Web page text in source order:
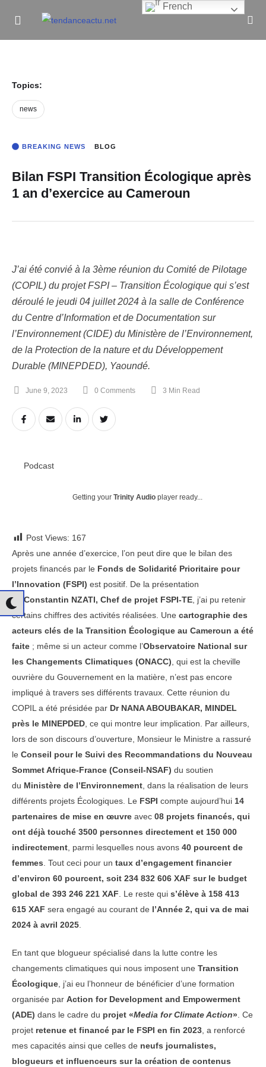
Informe Pour Bâtir / Inform To Build
Topics:
news
BREAKING NEWS BLOG
Bilan FSPI Transition Écologique après
1 an d’exercice au Cameroun
J’ai été convié à la 3ème réunion du Comité de Pilotage
(COPIL) du projet FSPI – Transition Écologique qui s’est
déroulé le jeudi 04 juillet 2024 à la salle de Conférence
du Centre d’Information et de Documentation sur
l’Environnement (CIDE) du Ministère de l’Environnement,
de la Protection de la nature et du Développement
Durable (MINEPDED), Yaoundé.
June 9, 2023 0 Comments 3 Min Read
Podcast
Getting your Trinity Audio player ready...
Post Views: 167
Après une année d’exercice, l’on peut dire que le bilan des
projets financés par le Fonds de Solidarité Prioritaire pour
l’Innovation (FSPI) est positif. De la présentation
de Constantin NZATI, Chef de projet FSPI-TE , j’ai pu retenir
certains chiffres des activités réalisées. Une cartographie des
acteurs clés de la Transition Écologique au Cameroun a été
faite ; même si un acteur comme l’Observatoire National sur
les Changements Climatiques (ONACC) , qui est la cheville
ouvrière du Gouvernement en la matière, n’est pas encore
impliqué à travers ses différents travaux. Cette réunion du
COPIL a été présidée par Dr NANA ABOUBAKAR, MINDEL
près le MINEPDED , ce qui montre leur implication. Par ailleurs,
lors de son discours d’ouverture, Monsieur le Ministre a rassuré
le Conseil pour le Suivi des Recommandations du Nouveau
Sommet Afrique-France (Conseil-NSAF) du soutien
du Ministère de l’Environnement , dans la réalisation de leurs
différents projets Écologiques. Le FSPI compte aujourd’hui 14
partenaires de mise en œuvre avec 08 projets financés, qui
ont déjà touché 3500 personnes directement et 150 000
indirectement , parmi lesquelles nous avons 40 pourcent de
femmes . Tout ceci pour un taux d’engagement financier
d’environ 60 pourcent, soit 234 832 606 XAF sur le budget
global de 393 246 221 XAF . Le reste qui s’élève à 158 413
615 XAF sera engagé au courant de l’Année 2, qui va de mai
2024 à avril 2025
En tant que blogueur spécialisé dans la lutte contre les
changements climatiques qui nous imposent une Transition
Écologique , j’ai eu l’honneur de bénéficier d’une formation
organisée par Action for Development and Empowerment
(ADE) dans le cadre du projet «Media for Climate Action» . Ce
projet retenue et financé par le FSPI en fin 2023 , a renforcé
mes capacités ainsi que celles de neufs journalistes,
blogueurs et influenceurs sur la création de contenus
French